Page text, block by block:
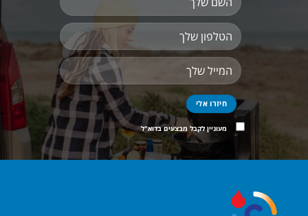
מעוניין לקבל מבצעים בדוא"ל